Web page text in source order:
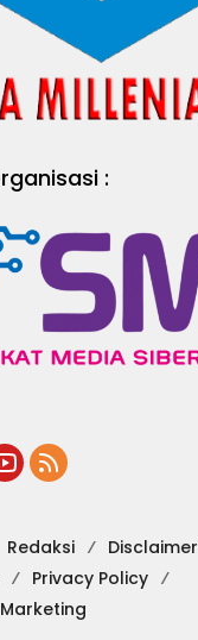
:
Redaksi Disclaimer
Privacy Policy